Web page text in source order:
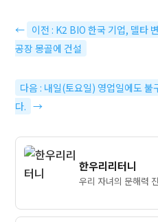
← 이전 : K2 BIO 한국 기업, 델타
공장 몽골에 건설
다음 : 내일(토요일) 영업일에도
다. →
한우리리터니
우리 자녀의 문해력